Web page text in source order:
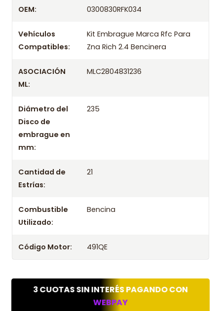
tienda previo correo de confirmación.
OEM: 0300830RFK034
Vehículos
Compatibles:
Kit Embrague Marca Rfc Para
Zna Rich 2.4 Bencinera
ASOCIACIÓN
ML:
MLC2804831236
Diámetro del
Disco de
embrague en
mm:
235
Cantidad de
Estrías:
21
Combustible
Utilizado:
Bencina
Código Motor: 491QE
3 CUOTAS SIN INTERÉS PAGANDO CON
WEBPAY